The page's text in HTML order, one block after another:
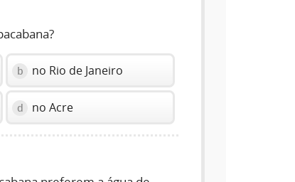
b no Rio de Janeiro
d no Acre